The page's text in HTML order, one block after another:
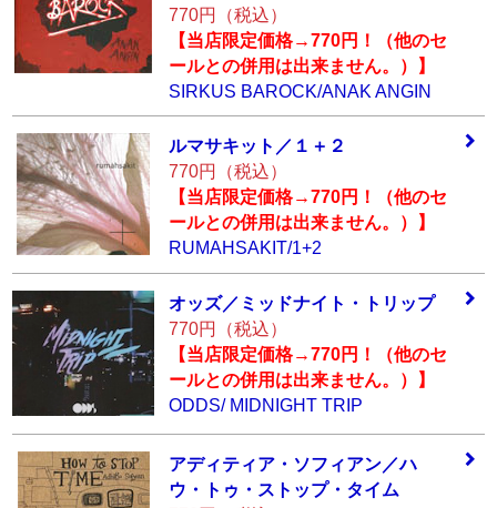
770円（税込）
【当店限定価格→770円！（他のセ
ールとの併用は出来ません。）】
SIRKUS BAROCK/ANAK ANGIN
ルマサキット／１ ＋２
770円（税込）
【当店限定価格→770円！（他のセ
ールとの併用は出来ません。）】
RUMAHSAKIT/1+2
オッズ／ミッドナイト・トリップ
770円（税込）
【当店限定価格→770円！（他のセ
ールとの併用は出来ません。）】
ODDS/ MIDNIGHT TRIP
アディティア・ソフィアン／ハ
ウ・
トゥ・ストップ・ タイム